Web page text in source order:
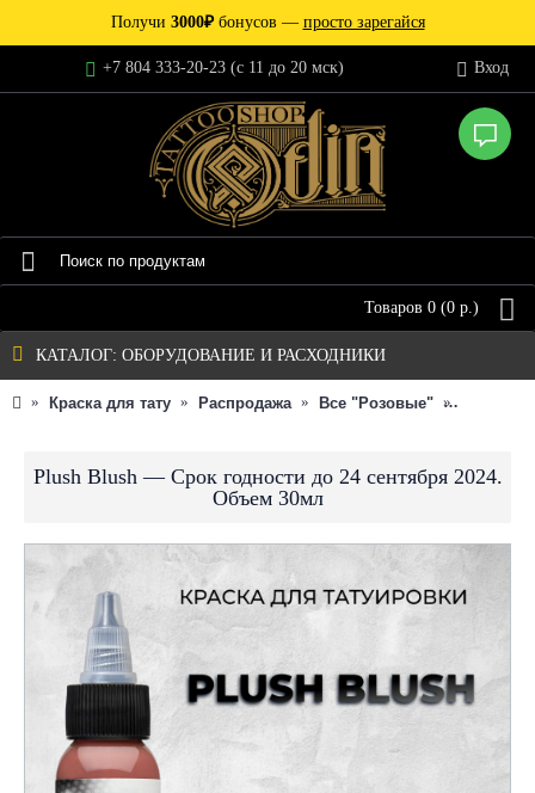
Получи 3000₽бонусов — просто зарегайся
+7 804 333-20-23 (c 11 до 20 мск) Вход
Товаров 0 (0 р.)
КАТАЛОГ: ОБОРУДОВАНИЕ И РАСХОДНИКИ
Краска для тату Распродажа Все "Розовые"
Plush Blush — Срок годности до 24 сентября 2024.
Объем 30мл